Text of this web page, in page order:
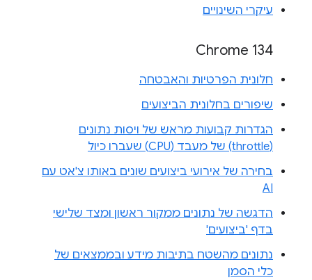
עיקרי השינויים
Chrome 134
חלונית הפרטיות והאבטחה
שיפורים בחלונית הביצועים
הגדרות קבועות מראש של ויסות נתונים
(throttle) של מעבד (CPU) שעברו כיול
בחירה של אירועי ביצועים שונים באותו צ'אט עם
AI
הדגשה של נתונים ממקור ראשון ומצד שלישי
בדף 'ביצועים'
נתונים מהשטח בתיבות מידע ובממצאים של
כלי הסמן